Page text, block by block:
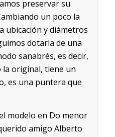
preservar su
un poco la
ubicación y diámetros
dotarla de una
sanabrés, es decir,
la original, tiene un
es una puntera que
modelo en Do menor
amigo Alberto